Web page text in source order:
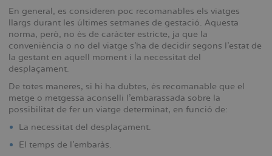
En general, es consideren poc recomanables els viatges
llargs durant les últimes setmanes de gestació. Aquesta
norma, però, no és de caràcter estricte, ja que la
conveniència o no del viatge s’ha de decidir segons l’estat de
la gestant en aquell moment i la necessitat del
desplaçament.
De totes maneres, si hi ha dubtes, és recomanable que el
metge o metgessa aconselli l’embarassada sobre la
possibilitat de fer un viatge determinat, en funció de:
La necessitat del desplaçament.
El temps de l’embaràs.